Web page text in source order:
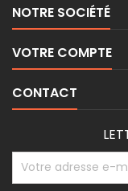
NOTRE SOCIÉTÉ
VOTRE COMPTE
CONTACT